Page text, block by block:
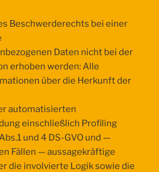
Beschwerderechts bei einer
Daten nicht bei der
erhoben werden: Alle
über die Herkunft der
automatisierten
einschließlich Profiling
und 4 DS-GVO und —
Fällen — aussagekräftige
die involvierte Logik sowie die